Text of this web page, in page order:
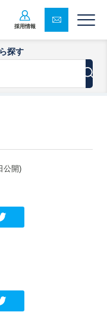
採用情報
探す
公開)